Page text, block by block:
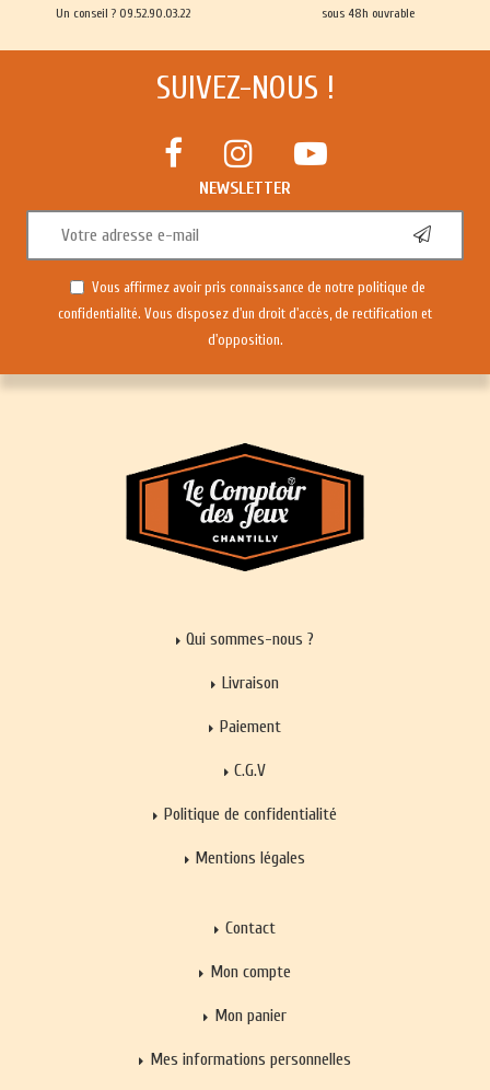
Un conseil ? 09.52.90.03.22 sous 48h ouvrable
SUIVEZ-NOUS !
NEWSLETTER
Vous affirmez avoir pris connaissance de notre politique de
confidentialité. Vous disposez d'un droit d'accès, de rectification et
d'opposition.
Qui sommes-nous ?
Livraison
Paiement
C.G.V
Politique de confidentialité
Mentions légales
Contact
Mon compte
Mon panier
Mes informations personnelles